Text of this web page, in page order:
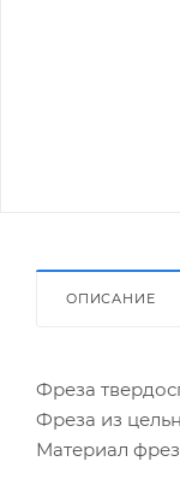
ОПИСАНИЕ
Фреза
Фреза из
Материал